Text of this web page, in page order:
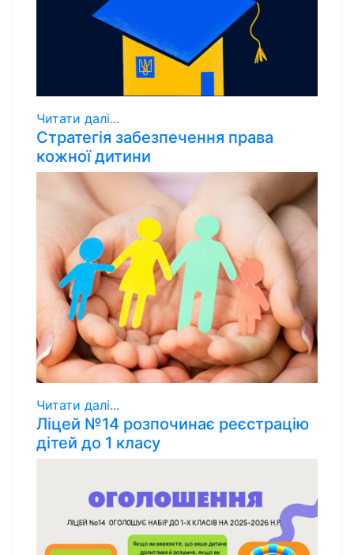
Читати далі...
Стратегія забезпечення права
кожної дитини
Читати далі...
Ліцей №14 розпочинає реєстрацію
дітей до 1 класу